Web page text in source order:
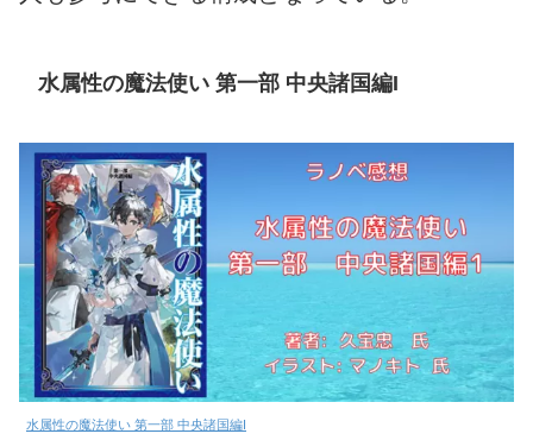
水属性の魔法使い 第一部 中央諸国編I
水属性の魔法使い 第一部 中央諸国編I